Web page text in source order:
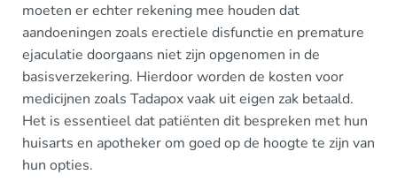
moeten er echter rekening mee houden dat
aandoeningen zoals erectiele disfunctie en premature
ejaculatie doorgaans niet zijn opgenomen in de
basisverzekering. Hierdoor worden de kosten voor
medicijnen zoals Tadapox vaak uit eigen zak betaald.
Het is essentieel dat patiënten dit bespreken met hun
huisarts en apotheker om goed op de hoogte te zijn van
hun opties.